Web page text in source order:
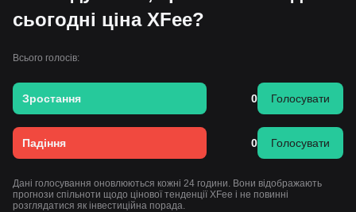
сьогодні ціна XFee?
Всього голосів:
Зростання 0 Голосувати
Падіння 0 Голосувати
Дані голосування оновлюються кожні 24 години. Вони відображають
прогнози спільноти щодо цінової тенденції XFee і не повинні
розглядатися як інвестиційна порада.